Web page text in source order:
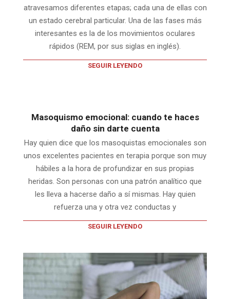
atravesamos diferentes etapas; cada una de ellas con
un estado cerebral particular. Una de las fases más
interesantes es la de los movimientos oculares
rápidos (REM, por sus siglas en inglés).
SEGUIR LEYENDO
Masoquismo emocional: cuando te haces
daño sin darte cuenta
Hay quien dice que los masoquistas emocionales son
unos excelentes pacientes en terapia porque son muy
hábiles a la hora de profundizar en sus propias
heridas. Son personas con una patrón analítico que
les lleva a hacerse daño a sí mismas. Hay quien
refuerza una y otra vez conductas y
SEGUIR LEYENDO